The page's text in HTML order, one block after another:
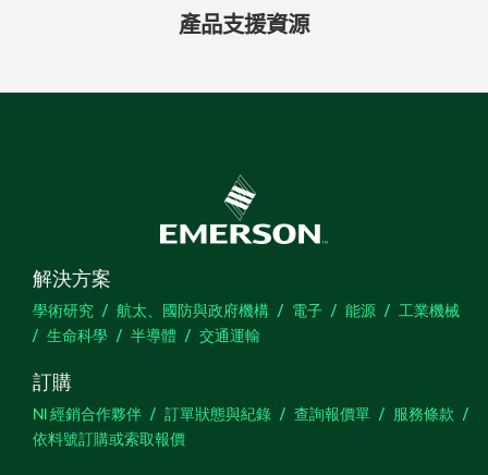
產品支援資源
解決方案
學術研究 航太、國防與政府機構 電子 能源
工業機械
生命科學
半導體 交通運輸
訂購
NI 經銷合作夥伴 訂單狀態與紀錄 查詢報價單
服務條款
依料號訂購或索取報價